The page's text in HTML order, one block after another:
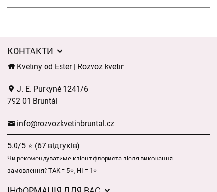
КОНТАКТИ
Květiny od Ester | Rozvoz květin
J. E. Purkyně 1241/6
792 01 Bruntál
info@rozvozkvetinbruntal.cz
5.0/5 ⭐ (67 відгуків)
Чи рекомендуватиме клієнт флориста після виконання
замовлення? ТАК = 5⭐, НІ = 1⭐